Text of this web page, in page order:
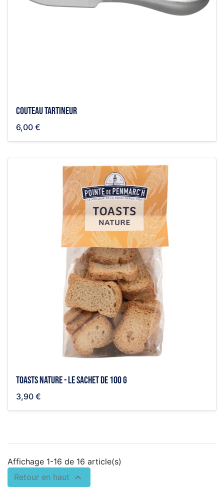
Couteau tartineur
6,00 €
Toasts nature - le sachet de 100 g
3,90 €
Affichage 1-16 de 16 article(s)
Retour en haut 